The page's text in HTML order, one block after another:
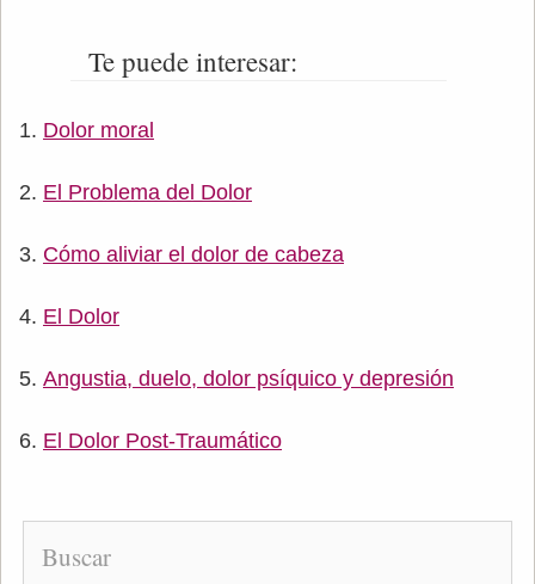
Te puede interesar:
Dolor moral
El Problema del Dolor
Cómo aliviar el dolor de cabeza
El Dolor
Angustia, duelo, dolor psíquico y depresión
El Dolor Post-Traumático
Buscar